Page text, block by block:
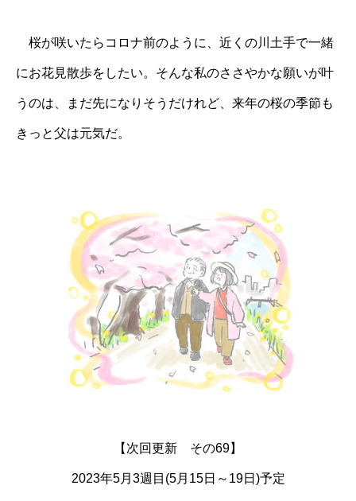
桜が咲いたらコロナ前のように、近くの川土手で一緒
にお花見散歩をしたい。そんな私のささやかな願いが叶
うのは、まだ先になりそうだけれど、来年の桜の季節も
きっと父は元気だ。
【次回更新 その69】
2023年5月3週目(5月15日～19日)予定